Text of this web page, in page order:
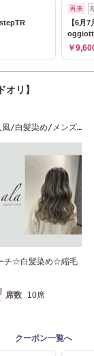
再来
【6月
￥
リ】
風/白髪染め/メンズ/
チ☆白髪染め☆縮毛
席数 10席
クーポン一覧へ